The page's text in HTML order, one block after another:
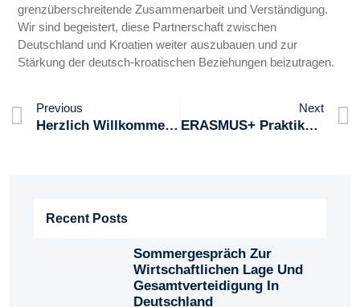
grenzüberschreitende Zusammenarbeit und Verständigung.
Wir sind begeistert, diese Partnerschaft zwischen
Deutschland und Kroatien weiter auszubauen und zur
Stärkung der deutsch-kroatischen Beziehungen beizutragen.
Previous
Herzlich Willkommen Liebe Azubis Aus Krapina
Next
ERASMUS+ Praktikum In Kroatien: „CROACTIVE“ – Eine Erfolgsgeschichte Der Deutsch-Kroatischen Zusammenarbeit
Recent Posts
Sommergespräch Zur
Wirtschaftlichen Lage Und
Gesamtverteidigung In
Deutschland